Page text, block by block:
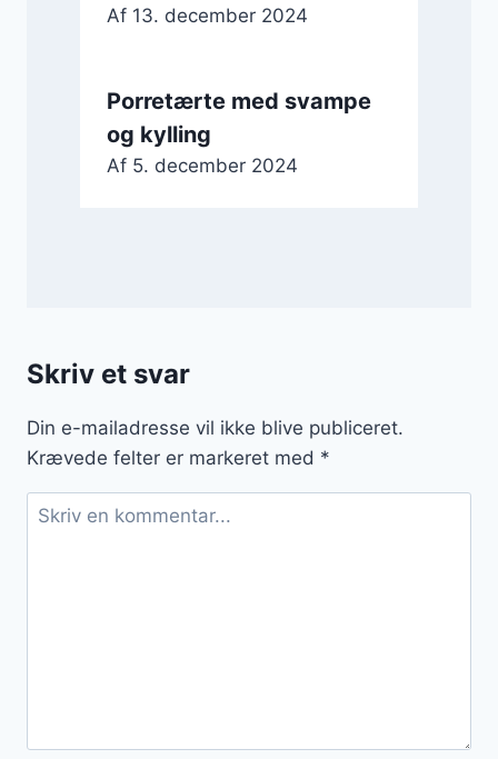
Af 13. december 2024
Porretærte med svampe
og kylling
Af 5. december 2024
Skriv et svar
Din e-mailadresse vil ikke blive publiceret.
Krævede felter er markeret med *